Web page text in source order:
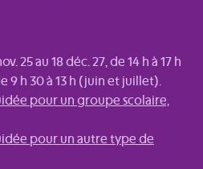
25 au 18 déc. 27, de 14 h à 17 h
9 h 30 à 13 h (juin et juillet).
pour un groupe scolaire,
pour un autre type de